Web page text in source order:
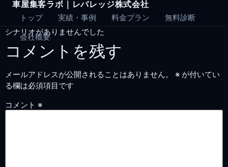
Skip
content
車屋集客ラボ｜レバレッジ株式会社
トップ 実績・事例 料金プラン
無料診断
会社概要
シナリオがありませんでした
コメントを残す
メールアドレスが公開されることはありません。 ※ が付いてい
る欄は必須項目です
コメント ※